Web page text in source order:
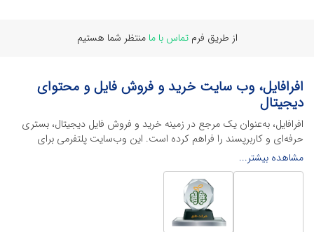
از طریق فرمتماس با ما منتظر شما هستیم
افرافایل، وب سایت خرید و فروش فایل و محتوای
دیجیتال
افرافایل، به‌عنوان یک مرجع در زمینه خرید و فروش فایل دیجیتال، بستری
حرفه‌ای و کاربرپسند را فراهم کرده است. این وب‌سایت‌ پلتفرمی برای
طراحان، دانشجویان و فریلنسرها ایجاد می‌کند تا به راحتی محصولات
دیجیتال خود را به فروش رسانده یا از محتواهایی باکیفیت برای پیشبرد
اهدافشان استفاده کنند.
این سایت با ارائه تنوع گسترده‌ای از محصولات دیجیتال از انواع فایل های
لایه باز نرم افراهای ادیت ویدئو گرفته تا فایل لایه باز فتوشاپ، ایلاستریتور و
مشاهده بیشتر...